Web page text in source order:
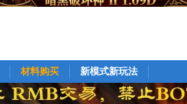
材料购买 新模式新玩法